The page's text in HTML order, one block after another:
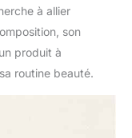
à allier
son
produit à
routine beauté.